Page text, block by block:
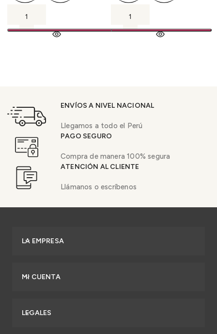
ENVÍOS A NIVEL NACIONAL
Llegamos a todo el Perú
PAGO SEGURO
Compra de manera 100% segura
ATENCIÓN AL CLIENTE
Llámanos o escríbenos
LA EMPRESA
MI CUENTA
LEGALES